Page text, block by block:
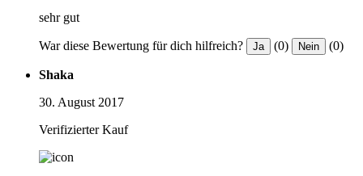
sehr gut
War diese Bewertung für dich hilfreich? Ja (0) Nein (0)
Shaka
30. August 2017
Verifizierter Kauf